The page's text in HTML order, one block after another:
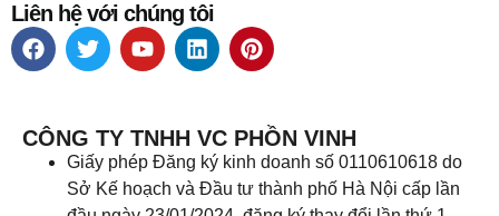
Liên hệ với chúng tôi
CÔNG TY TNHH VC PHỒN VINH
Giấy phép Đăng ký kinh doanh số 0110610618 do
Sở Kế hoạch và Đầu tư thành phố Hà Nội cấp lần